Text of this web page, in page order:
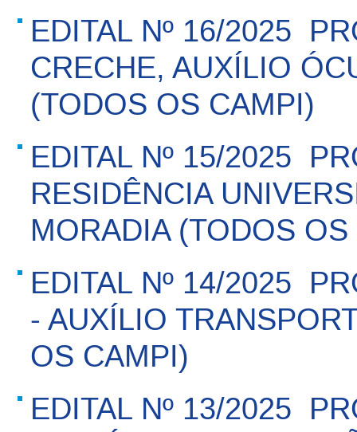
EDITAL Nº 16/2025 
CRECHE, AUXÍLIO
(TODOS OS CAMPI)
EDITAL Nº 15/2025 
RESIDÊNCIA
MORADIA (TODOS
EDITAL Nº 14/2025 
- AUXÍLIO
OS CAMPI)
EDITAL Nº 13/2025 